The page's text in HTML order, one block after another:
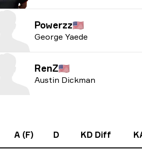
Powerzz🇺🇸
George Yaede
RenZ🇺🇸
Austin Dickman
A (F) D KD Diff